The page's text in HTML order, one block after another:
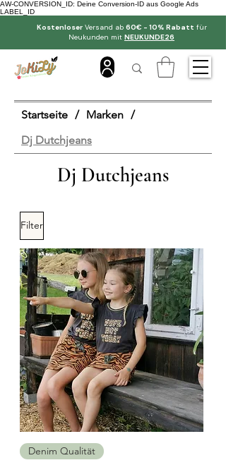
AW-CONVERSION_ID: Deine Conversion-ID aus Google Ads
LABEL_ID
KostenloserVersand ab 60€ - 10% Rabatt für
Neukunden mit NEUKUNDE26
Startseite / Marken /
Dj Dutchjeans
Dj Dutchjeans
Filter
Denim Qualität